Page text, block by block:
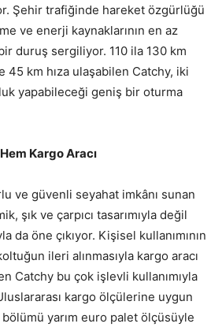
Şehir trafiğinde hareket özgürlüğü
ve enerji kaynaklarının en az
duruş sergiliyor. 110 ila 130 km
45 km hıza ulaşabilen Catchy, iki
yapabileceği geniş bir oturma
Kargo Aracı
ve güvenli seyahat imkânı sunan
şık ve çarpıcı tasarımıyla değil
da öne çıkıyor. Kişisel kullanımının
ileri alınmasıyla kargo aracı
Catchy bu çok işlevli kullanımıyla
kargo ölçülerine uygun
yarım euro palet ölçüsüyle